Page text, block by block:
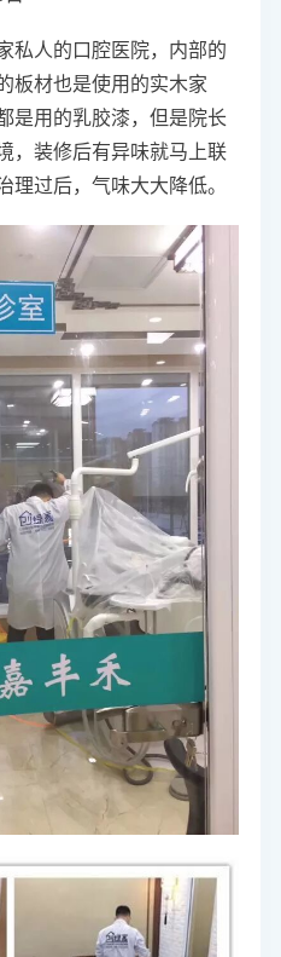
私人的口腔医院，内部的
板材也是使用的实木家
是用的乳胶漆，但是院长
，装修后有异味就马上联
理过后，气味大大降低。